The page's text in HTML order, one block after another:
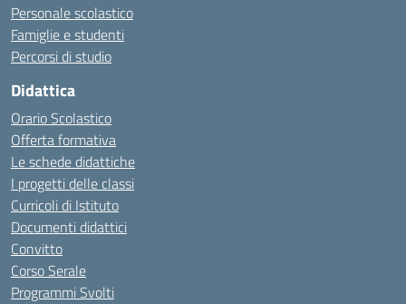
Personale scolastico
Famiglie e studenti
Percorsi di studio
Didattica
Orario Scolastico
Offerta formativa
Le schede didattiche
I progetti delle classi
Curricoli di Istituto
Documenti didattici
Convitto
Corso Serale
Programmi Svolti